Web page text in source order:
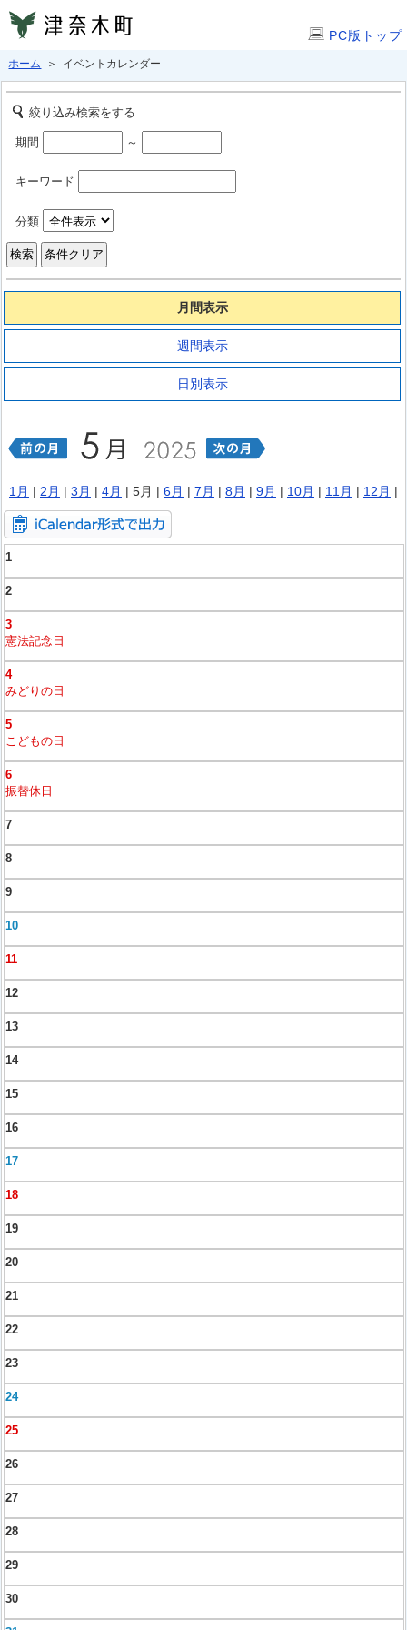
PC版トップ
ホーム ＞ イベントカレンダー
絞り込み検索をする
期間 ～
キーワード
分類
月間表示
週間表示
日別表示
1月 | 2月 | 3月 | 4月 | 5月 | 6月 | 7月 | 8月 | 9月 | 10月 | 11月 | 12月 |
1
2
3
憲法記念日
4
みどりの日
5
こどもの日
6
振替休日
7
8
9
10
11
12
13
14
15
16
17
18
19
20
21
22
23
24
25
26
27
28
29
30